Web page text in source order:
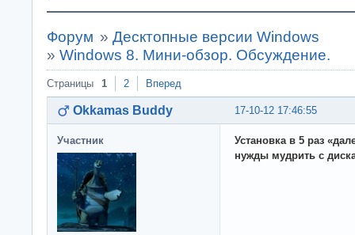
Форум » Десктопные версии Windows
» Windows 8. Мини-обзор. Обсуждение.
Страницы 1 2 Вперед
17-10-12 17:46:55
Okkamas Buddy
Участник
Установка в 5 раз
нужды мудрить с